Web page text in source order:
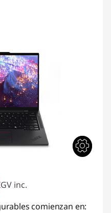
inc.
. 4057 comienzan en: